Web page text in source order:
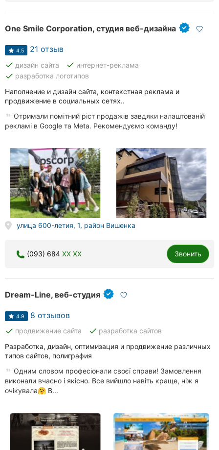
One Smile Corporation, студия веб-дизайна
4.5 21 отзыв
done дизайн сайта done интернет-реклама
done разработка логотипов
Наполнение и дизайн сайта, контекстная реклама и
продвижение в социальных сетях..
Отримали помітний ріст продажів завдяки налаштованій
рекламі в Google та Meta. Рекомендуємо команду!
улица 600-летия, 1, район Вишенка
(093) 684 XX XX Звонить
Dream-Line, веб-студия
4.9 8 отзывов
done продвижение сайта done разработка сайтов
Разработка, дизайн, оптимизация и продвижение различных
типов сайтов, полиграфия
Одним словом професіонали своєї справи! Замовлення
виконали вчасно і якісно. Все вийшло навіть краще, ніж я
очікувала🤗 В...